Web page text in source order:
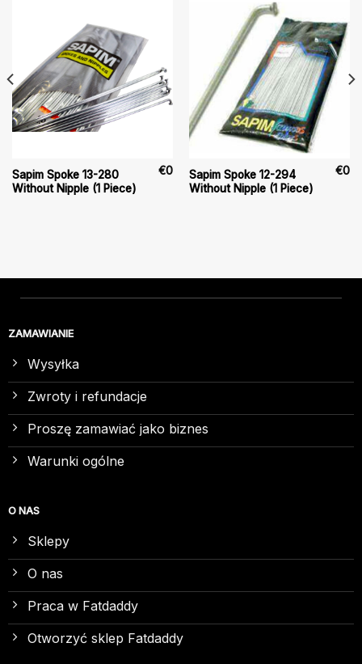
Sapim Spoke 13-280
Without Nipple (1 Piece)
€0
Sapim Spoke 12-294
Without Nipple (1 Piece)
€0
ZAMAWIANIE
Wysyłka
Zwroty i refundacje
Proszę zamawiać jako biznes
Warunki ogólne
O NAS
Sklepy
O nas
Praca w Fatdaddy
Otworzyć sklep Fatdaddy